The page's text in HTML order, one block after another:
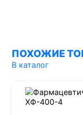
ПОХОЖИЕ
В каталог